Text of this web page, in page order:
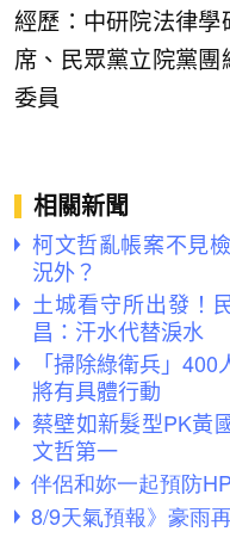
經歷：中研院法律學
席、民眾黨立院黨
委員
相關新聞
柯文哲亂帳案不見
況外？
土城看守所出發！
昌：汗水代替淚水
「掃除綠衛兵」
將有具體行動
蔡壁如新髮型PK
文哲第一